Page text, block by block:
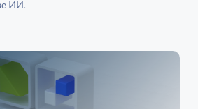
ИИ.